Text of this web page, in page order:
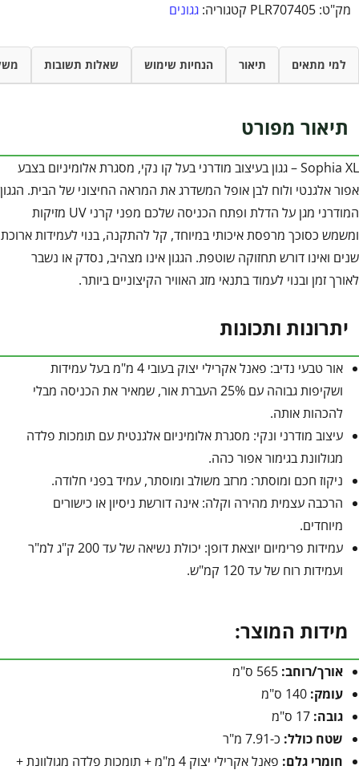
מק"ט: PLR707405 קטגוריה: גגונים
למי מתאים תיאור הנחיות שימוש שאלות תשובות
תיאור מפורט
Sophia XL – גגון בעיצוב מודרני בעל קו נקי, מסגרת אלומיניום בצבע
אפור אלגנטי ולוח לבן אופל המשדרג את המראה החיצוני של הבית. הגגון
המודרני מגן על הדלת ופתח הכניסה שלכם מפני קרני UV מזיקות
ומשמש כסוכך מרפסת איכותי במיוחד, קל להתקנה, בנוי לעמידות ארוכת
שנים ואינו דורש תחזוקה שוטפת. הגגון אינו מצהיב, נסדק או נשבר
לאורך זמן ובנוי לעמוד בתנאי מזג האוויר הקיצוניים ביותר.
יתרונות ותכונות
אור טבעי נדיב: פאנל אקרילי יצוק בעובי 4 מ"מ בעל עמידות
ושקיפות גבוהה עם 25% העברת אור, שמאיר את הכניסה מבלי
להכהות אותה.
עיצוב מודרני ונקי: מסגרת אלומיניום אלגנטית עם תומכות פלדה
מגולוונת בגימור אפור כהה.
ניקוז חכם ומוסתר: מרזב משולב ומוסתר, עמיד בפני חלודה.
הרכבה עצמית מהירה וקלה: אינה דורשת ניסיון או כישורים
מיוחדים.
עמידות פרימיום יוצאת דופן: יכולת נשיאה של עד 200 ק"ג למ"ר
ועמידות רוח של עד 120 קמ"ש.
מידות המוצר:
אורך/רוחב:
עומק:
גובה:
שטח כולל: כ-7.91 מ"ר
חומרי גלם:
פאנל אקרילי יצוק 4 מ"מ + תומכות פלדה מגולוונת +